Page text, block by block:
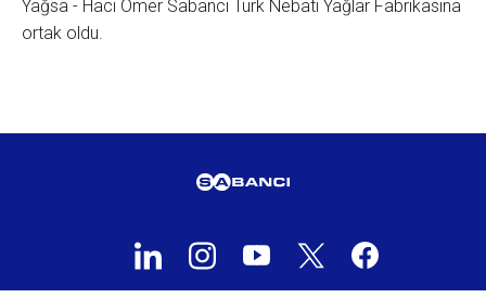
Yağsa - Hacı Ömer Sabancı Türk Nebati Yağlar Fabrikasına
ortak oldu.